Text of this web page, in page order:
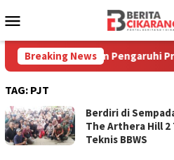
ke
Mobile
Breaking News
Ada Pihak Lain Pengaruhi
TAG: PJT
Berdiri di
The Arthera Hill 2
Teknis BBWS